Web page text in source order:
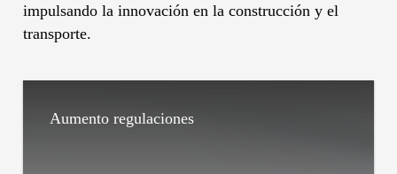
impulsando la innovación en la construcción y el
transporte.
Aumento regulaciones